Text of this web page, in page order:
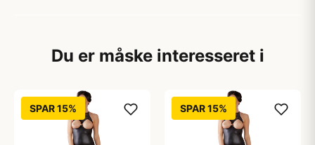
Du er måske interesseret i
SPAR 15% SPAR 15%